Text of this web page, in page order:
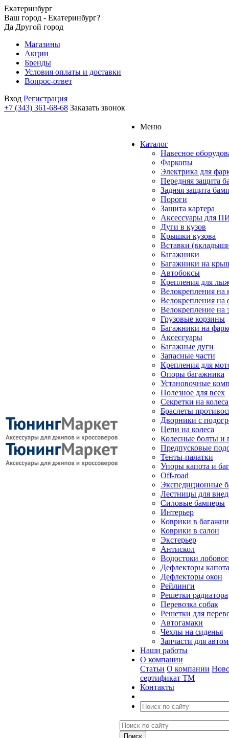
Екатеринбург
Ваш город - Екатеринбург?
Да Другой город
Магазины
Акции
Бренды
Условия оплаты и доставки
Вопрос-ответ
Вход Регистрация
+7 (343) 361-68-68 Заказать звонок
Меню
Каталог
Навесное
Фаркопы
Электрика для
Передняя защита
Задняя защита
Пороги
Защита картера
Аксессуары для
Дуги в кузов
Крышки кузова
Вставки
Багажники
Багажники на
Автобоксы
Крепления для
Велокрепления
Велокрепления на
Велокрепление на
Грузовые корзины
Багажники на
Аксессуары
Багажные дуги
Запасные части
Крепления для
Опоры багажника
Установочные
Полезное для всех
Секретки на колеса
Браслеты
Дворники с
Цепи на колеса
Колесные болты и
Предпусковые
Тенты-палатки
Упоры капота и
Off-road
Экспедиционные
Лестницы для
Силовые бамперы
Интерьер
Коврики в
Коврики в салон
Экстерьер
Антискол
Водостоки
Дефлекторы капота
Дефлекторы окон
Рейлинги
Решетки радиатора
Перевозка собак
Решетки для
Автогамаки
Чехлы на сиденья
Запчасти для
Наши работы
О компании
Статьи О компании
сертификат ТМ
Контакты